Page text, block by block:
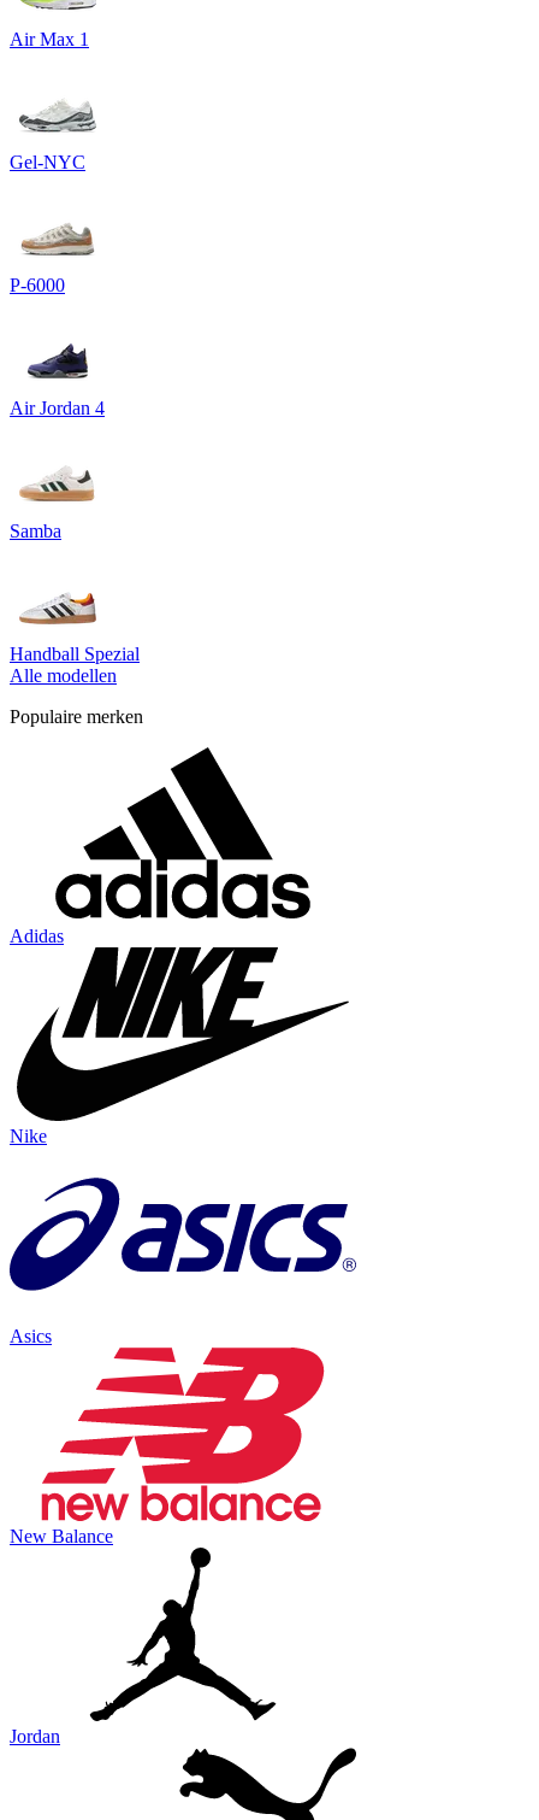
Air Max 1
Gel-NYC
P-6000
Air Jordan 4
Samba
Handball Spezial
Alle modellen
Populaire merken
Adidas
Nike
Asics
New Balance
Jordan